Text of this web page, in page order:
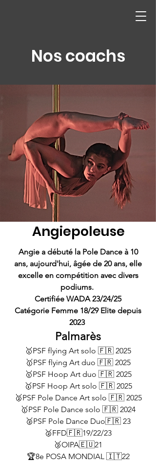
Nos coachs
Angiepoleuse
Angie a débuté la Pole Dance à 10
ans, aujourd'hui, âgée de 20 ans, elle
excelle en compétition avec divers
podiums.
Certifiée WADA 23/24/25
Catégorie Femme 18/29 Elite depuis
2023
Palmarès
🥇PSF flying Art solo 🇫🇷 2025
🥇PSF flying Art duo 🇫🇷 2025
🥇PSF Hoop Art duo 🇫🇷 2025
🥇PSF Hoop Art solo 🇫🇷 2025
🥈PSF Pole Dance Art solo 🇫🇷 2025
🥇PSF Pole Dance solo 🇫🇷 2024
🥈PSF Pole Dance Duo🇫🇷 23
🥈FFD🇫🇷19/22/23
🥉OIPA🇪🇺21
🏆8e POSA MONDIAL 🇮🇹22